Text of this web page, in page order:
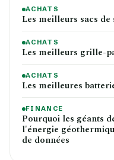
ACHATS
Les meilleurs sacs de
ACHATS
Les meilleurs grille-
ACHATS
Les meilleures
FINANCE
Pourquoi les géants
l'énergie
de données